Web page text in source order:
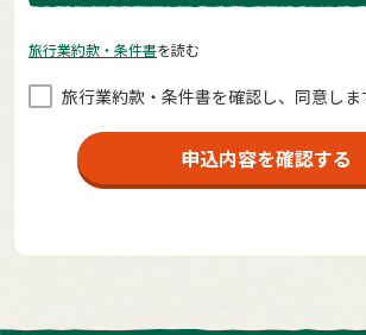
旅⾏業約款・条件書を読む
旅⾏業約款・条件書を確認し、同意しま
申込内容を確認する